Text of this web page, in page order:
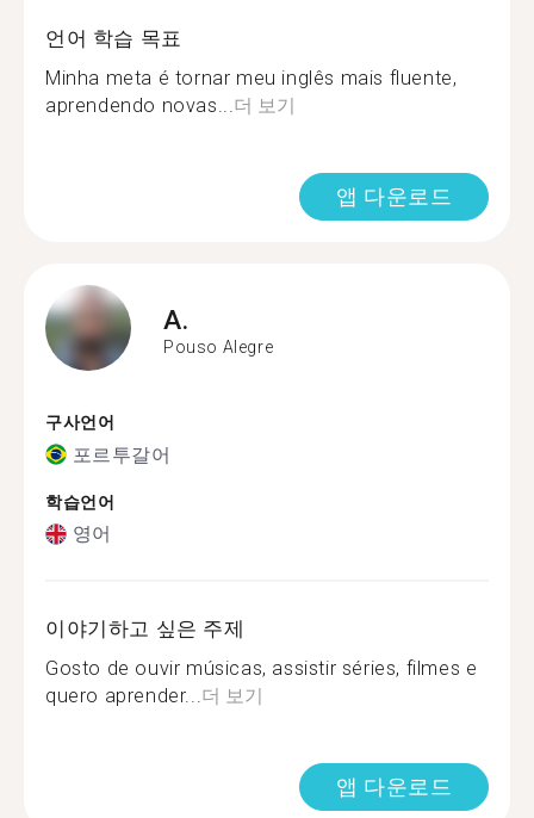
언어 학습 목표
Minha meta é tornar meu inglês mais fluente,
aprendendo novas...더 보기
앱 다운로드
A.
Pouso Alegre
구사언어
포르투갈어
학습언어
영어
이야기하고 싶은 주제
Gosto de ouvir músicas, assistir séries, filmes e
quero aprender...더 보기
앱 다운로드